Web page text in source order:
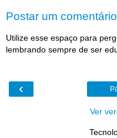
Postar um comentário
Utilize esse espaço para
lembrando sempre de ser
‹
Ver